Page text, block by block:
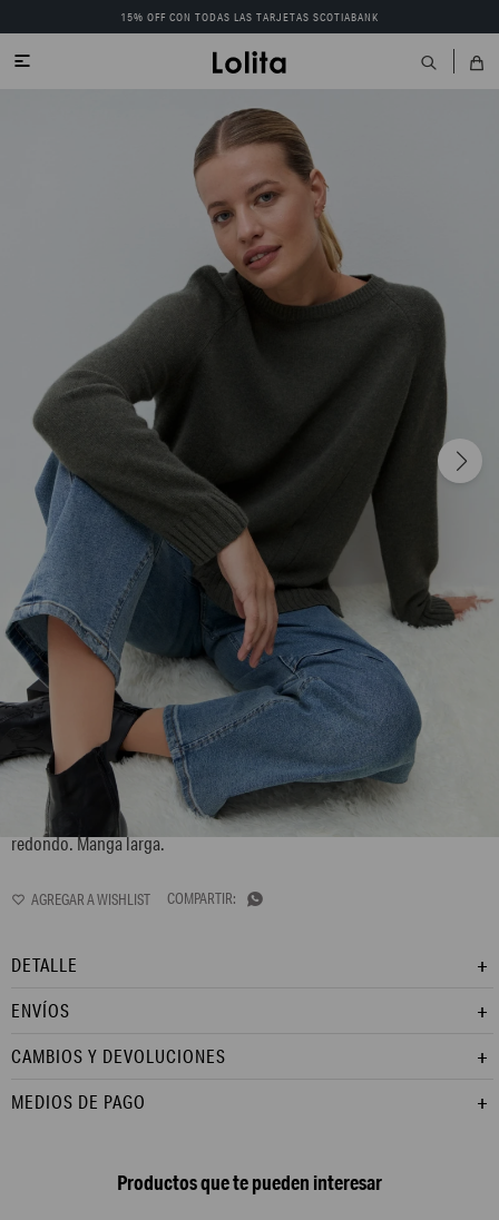
15% OFF CON TODAS LAS TARJETAS SCOTIABANK

L172GKS10
Sweater confeccionado en blend de lana merino y cashmerede. Cuello
redondo. Manga larga.

DETALLE
ENVÍOS
CAMBIOS Y DEVOLUCIONES
MEDIOS DE PAGO
Productos que te pueden interesar